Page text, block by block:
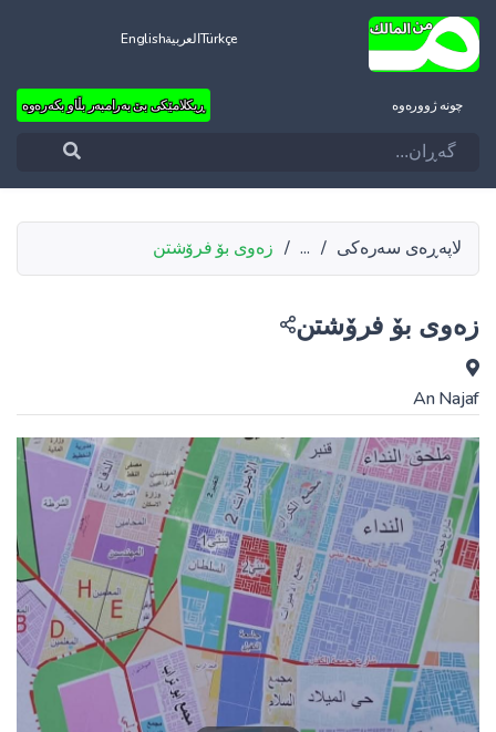
TürkçeالعربيةEnglish
چونه‌ ژووره‌وه‌ ڕیکلامێکی بێ بەرامبەر بڵاو بکەرەوە
لاپەڕەی سەرەکی /
...
/ زەوی بۆ فرۆشتن
زەوی بۆ فرۆشتن
An Najaf